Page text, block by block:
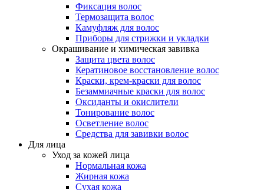
Фиксация волос
Термозащита волос
Камуфляж для волос
Приборы для стрижки и укладки
Окрашивание и химическая завивка
Защита цвета волос
Кератиновое восстановление волос
Краски, крем-краски для волос
Безаммиачные краски для волос
Оксиданты и окислители
Тонирование волос
Осветление волос
Средства для завивки волос
Для лица
Уход за кожей лица
Нормальная кожа
Жирная кожа
Сухая кожа